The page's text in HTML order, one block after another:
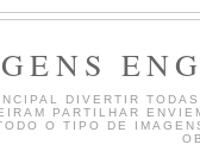
DIVERTIR
PARTILHAR
O TIPO DE